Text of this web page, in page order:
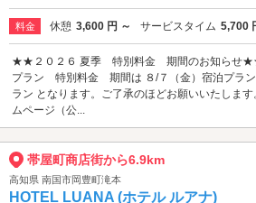
料金 休憩 3,600 円 ～ サービスタイム 5,700
★★２０２６ 夏季 特別料金 期間のお知らせ
プラン 特別料金 期間は ８/７（金）宿泊プラ
ラン となります。ご了承のほどお願いいたしま
ムページ（公...
帯屋町商店街から6.9km
高知県 南国市岡豊町滝本
HOTEL LUANA (ホテル ルアナ)